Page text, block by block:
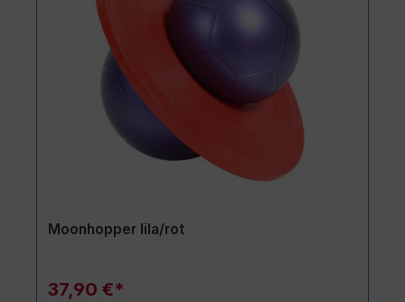
Moonhopper lila/rot
37,90 €*